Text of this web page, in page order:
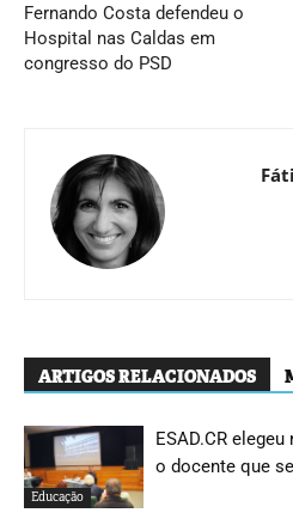
Fernando Costa defendeu o
Hospital nas Caldas em
congresso do PSD
ARTIGOS RELACIONADOS
Educação
ESAD.CR
o docente que